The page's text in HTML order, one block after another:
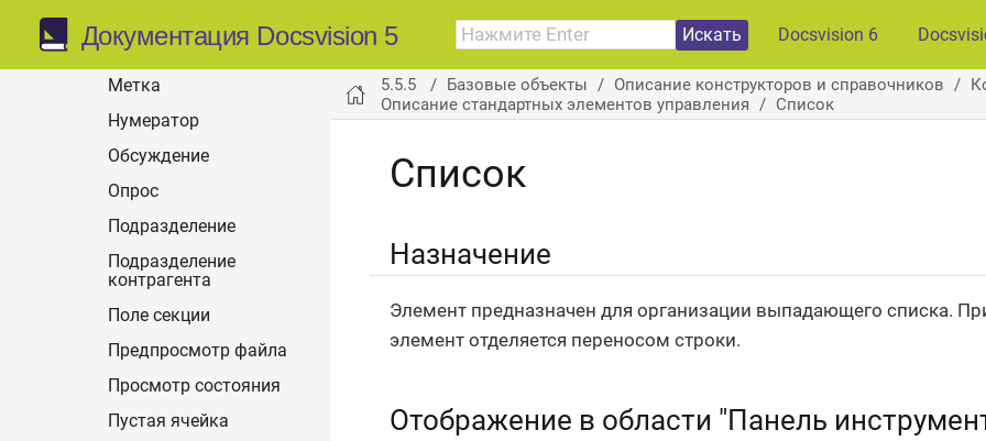
Документация Docsvision 5 Искать Docsvision 6
Контрагент
Метка
Нумератор
Обсуждение
Опрос
Подразделение
Подразделение
контрагента
Поле секции
Предпросмотр файла
Просмотр состояния
Пустая ячейка
5.5.5 Базовые объекты Описание конструкторов и справочников
Описание стандартных элементов управления
Список
Список
Назначение
Элемент предназначен для организации выпадающего списка.
элемент отделяется переносом строки.
Отображение в области "Панель